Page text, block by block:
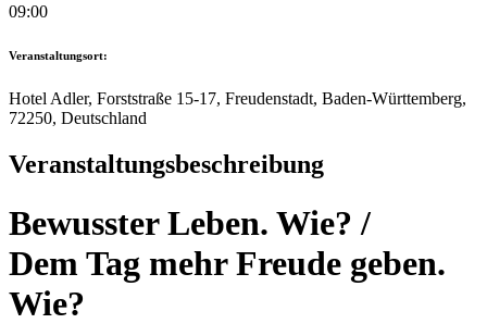
09:00
Veranstaltungsort:
Hotel Adler, Forststraße 15-17, Freudenstadt, Baden-Württemberg,
72250, Deutschland
Veranstaltungsbeschreibung
Bewusster Leben. Wie? /
Dem Tag mehr Freude geben.
Wie?